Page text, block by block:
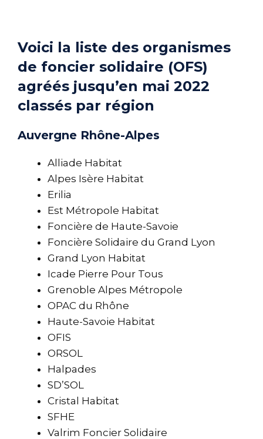
Voici la liste des organismes
de foncier solidaire (OFS)
agréés jusqu’en mai 2022
classés par région
Auvergne Rhône-Alpes
Alliade Habitat
Alpes Isère Habitat
Erilia
Est Métropole Habitat
Foncière de Haute-Savoie
Foncière Solidaire du Grand Lyon
Grand Lyon Habitat
Icade Pierre Pour Tous
Grenoble Alpes Métropole
OPAC du Rhône
Haute-Savoie Habitat
OFIS
ORSOL
Halpades
SD’SOL
Cristal Habitat
SFHE
Valrim Foncier Solidaire